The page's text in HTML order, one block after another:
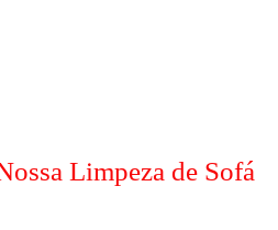
Limpeza de Sofá